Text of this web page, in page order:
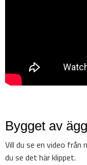
Bygget av
Vill du se en video från
du se det här klippet.